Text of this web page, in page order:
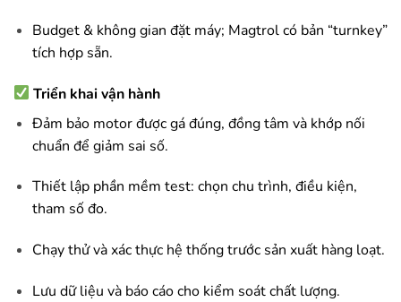
Budget & không gian đặt máy; Magtrol có bản “turnkey”
tích hợp sẵn.
Triển khai vận hành
Đảm bảo motor được gá đúng, đồng tâm và khớp nối
chuẩn để giảm sai số.
Thiết lập phần mềm test: chọn chu trình, điều kiện,
tham số đo.
Chạy thử và xác thực hệ thống trước sản xuất hàng loạt.
Lưu dữ liệu và báo cáo cho kiểm soát chất lượng.